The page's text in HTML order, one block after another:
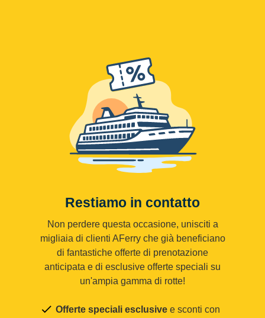
Restiamo in contatto
Non perdere questa occasione, unisciti a
migliaia di clienti AFerry che già beneficiano
di fantastiche offerte di prenotazione
anticipata e di esclusive offerte speciali su
un'ampia gamma di rotte!
Offerte speciali esclusive e sconti con